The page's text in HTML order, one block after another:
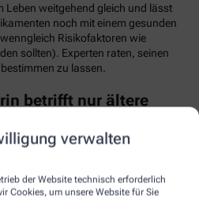
verwalten
der Website technisch erforderlich
Cookies, um unsere Website für Sie
Leben weitgehend gleich und lässt
noch mit einem gesunden
Risikofaktoren wie
sollten). Experten raten, seinen
zu lassen.
betrifft nur ältere
für erhöhte Cholesterinwerte mit
jedoch schon von Geburt an
erblich bedingten